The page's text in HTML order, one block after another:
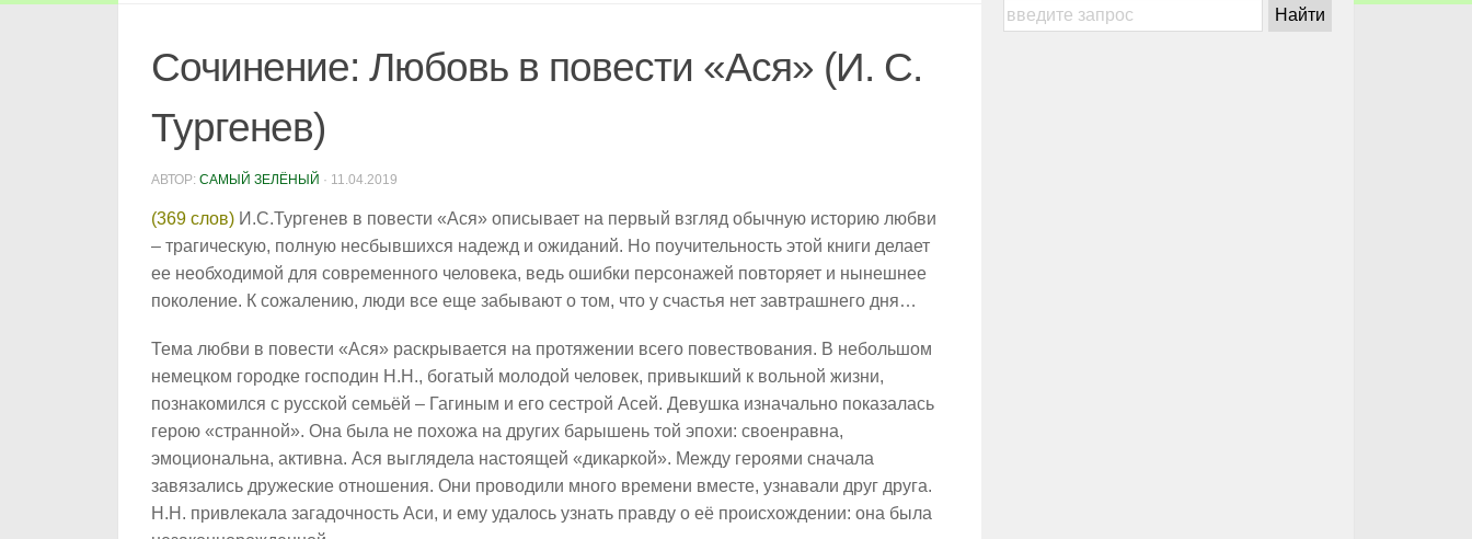
Сочинение: Любовь в повести «Ася» (И. С.
Тургенев)
АВТОР: САМЫЙ ЗЕЛЁНЫЙ · 11.04.2019
(369 слов) И.С.Тургенев в повести «Ася» описывает на первый взгляд обычную историю любви
– трагическую, полную несбывшихся надежд и ожиданий. Но поучительность этой книги делает
ее необходимой для современного человека, ведь ошибки персонажей повторяет и нынешнее
поколение. К сожалению, люди все еще забывают о том, что у счастья нет завтрашнего дня…
Тема любви в повести «Ася» раскрывается на протяжении всего повествования. В небольшом
немецком городке господин Н.Н., богатый молодой человек, привыкший к вольной жизни,
познакомился с русской семьёй – Гагиным и его сестрой Асей. Девушка изначально показалась
герою «странной». Она была не похожа на других барышень той эпохи: своенравна,
эмоциональна, активна. Ася выглядела настоящей «дикаркой». Между героями сначала
завязались дружеские отношения. Они проводили много времени вместе, узнавали друг друга.
Н.Н. привлекала загадочность Аси, и ему удалось узнать правду о её происхождении: она была